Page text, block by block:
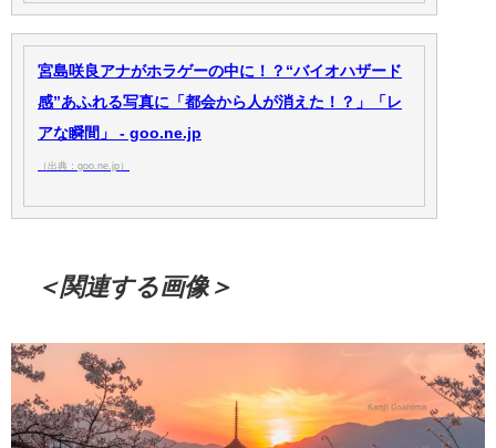
宮島咲良アナがホラゲーの中に！？“バイオハザード
感”あふれる写真に「都会から人が消えた！？」「レ
アな瞬間」 - goo.ne.jp
（出典：goo.ne.jp）
＜関連する画像＞